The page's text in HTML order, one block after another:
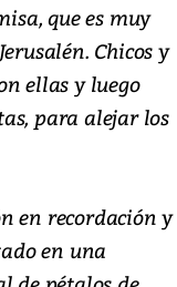
que es muy
Chicos y
ellas y luego
para alejar los
en recordación y
en una